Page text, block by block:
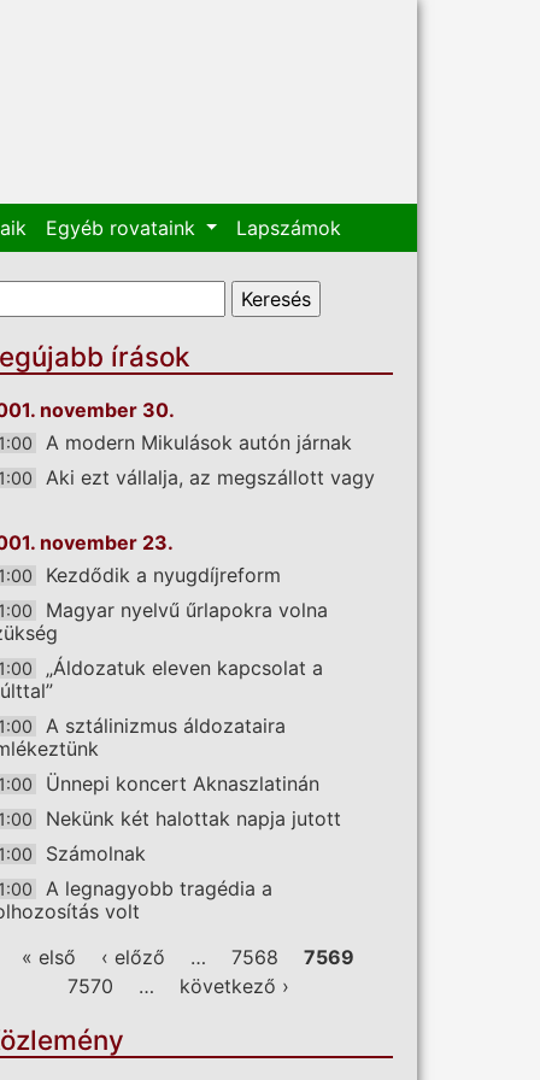
Egyéb rovataink Lapszámok
űrlap
írások
november 30.
A modern Mikulások autón járnak
Aki ezt vállalja, az megszállott vagy
november 23.
Kezdődik a nyugdíjreform
Magyar nyelvű űrlapokra volna
„Áldozatuk eleven kapcsolat a
A sztálinizmus áldozataira
Ünnepi koncert Aknaszlatinán
Nekünk két halottak napja jutott
Számolnak
A legnagyobb tragédia a
volt
Oldalak
« első ‹ előző … 7568
7569
7570
… következő ›